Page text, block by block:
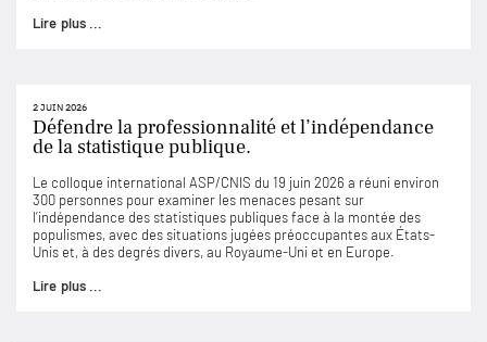
Lire plus ...
2 JUIN 2026
Défendre la professionnalité et l’indépendance
de la statistique publique.
Le colloque international ASP/CNIS du 19 juin 2026 a réuni environ
300 personnes pour examiner les menaces pesant sur
l’indépendance des statistiques publiques face à la montée des
populismes, avec des situations jugées préoccupantes aux États-
Unis et, à des degrés divers, au Royaume-Uni et en Europe.
Lire plus ...